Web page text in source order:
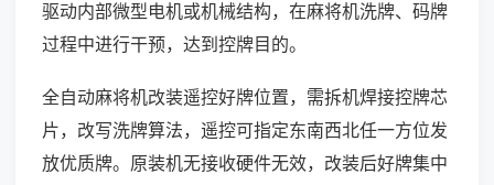
驱动内部微型电机或机械结构，在麻将机洗牌、码牌
过程中进行干预，达到控牌目的。
全自动麻将机改装遥控好牌位置，需拆机焊接控牌芯
片，改写洗牌算法，遥控可指定东南西北任一方位发
放优质牌。原装机无接收硬件无效，改装后好牌集中